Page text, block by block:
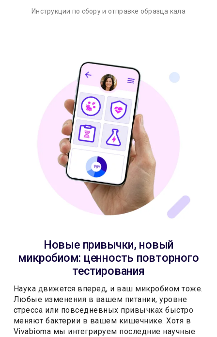
Инструкции по сбору и отправке образца кала
Новые привычки, новый
микробиом: ценность повторного
тестирования
Наука движется вперед, и ваш микробиом тоже.
Любые изменения в вашем питании, уровне
стресса или повседневных привычках быстро
меняют бактерии в вашем кишечнике. Хотя в
Vivabioma мы интегрируем последние научные